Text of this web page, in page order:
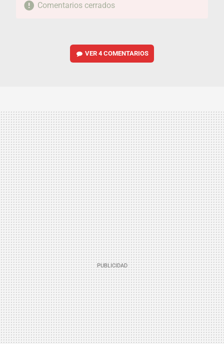
Comentarios cerrados
VER4 COMENTARIOS